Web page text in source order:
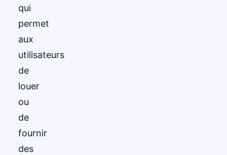
qui
permet
aux
utilisateurs
de
louer
ou
de
fournir
des